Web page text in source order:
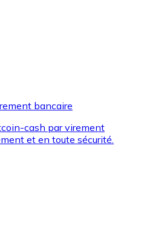
en espèces et d'autres
Mastercard pour acheter
de vos marques
bancaire
cash par virement
et en toute sécurité.